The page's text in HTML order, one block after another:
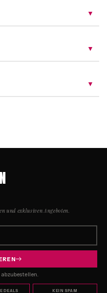
▼
▼
▼
und exklusiven Angeboten.
DEALS KEIN SPAM